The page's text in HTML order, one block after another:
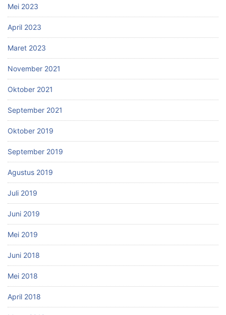
Mei 2023
April 2023
Maret 2023
November 2021
Oktober 2021
September 2021
Oktober 2019
September 2019
Agustus 2019
Juli 2019
Juni 2019
Mei 2019
Juni 2018
Mei 2018
April 2018